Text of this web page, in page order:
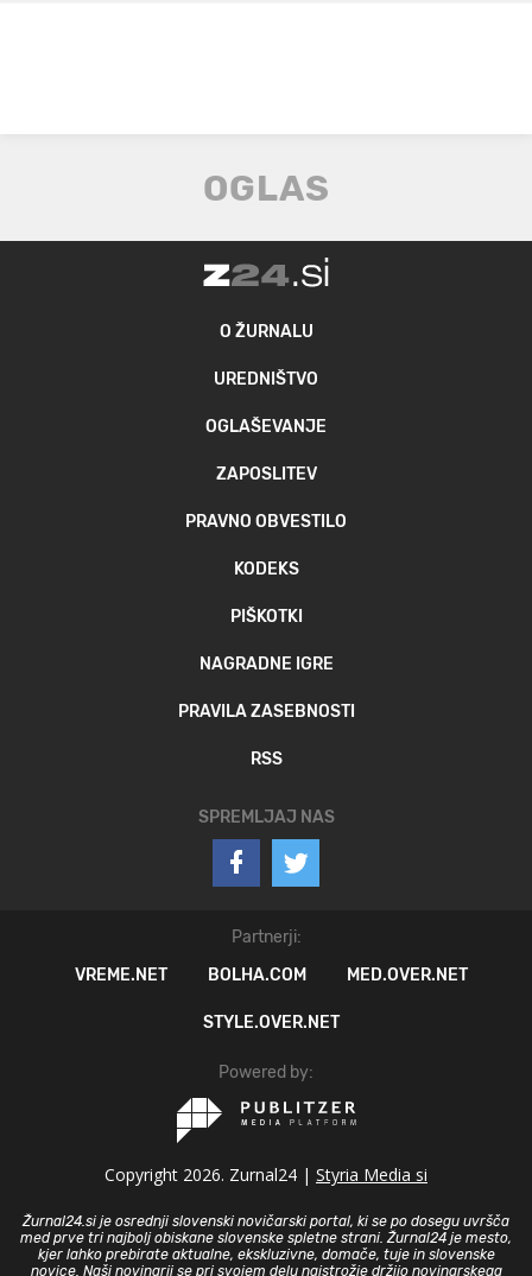
O ŽURNALU
UREDNIŠTVO
OGLAŠEVANJE
ZAPOSLITEV
PRAVNO OBVESTILO
KODEKS
PIŠKOTKI
NAGRADNE IGRE
PRAVILA ZASEBNOSTI
RSS
SPREMLJAJ NAS
Partnerji:
VREME.NET
BOLHA.COM MED.OVER.NET
STYLE.OVER.NET
Powered by:
Copyright 2026. Zurnal24 | Styria Media si
Žurnal24.si je osrednji slovenski novičarski portal, ki se po dosegu uvršča
med prve tri najbolj obiskane slovenske spletne strani. Žurnal24 je mesto,
kjer lahko prebirate aktualne, ekskluzivne, domače, tuje in slovenske
novice. Naši novinarji se pri svojem delu najstrožje držijo novinarskega